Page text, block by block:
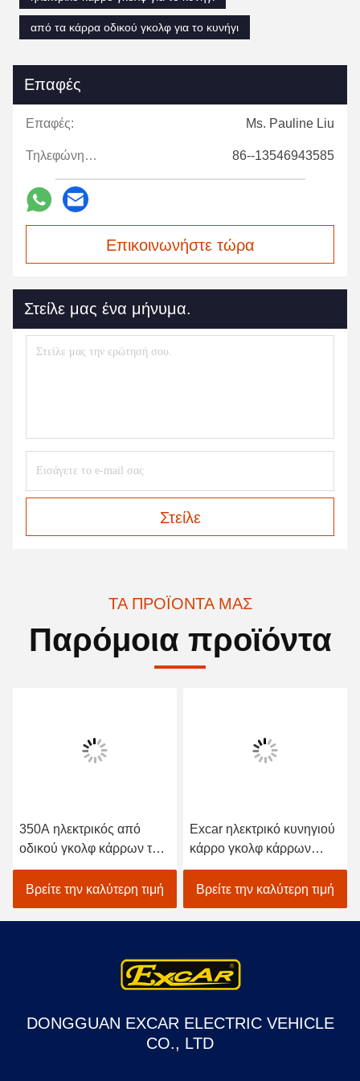
από τα κάρρα οδικού γκολφ για το κυνήγι
Επαφές
Επαφές: Ms. Pauline Liu
Τηλεφώνημα: 86--13546943585
Επικοινωνήστε τώρα
Στείλε μας ένα μήνυμα.
Στείλε
ΤΑ ΠΡΟΪΌΝΤΑ ΜΑΣ
Παρόμοια προϊόντα
350A ηλεκτρικός από
οδικού γκολφ κάρρων το
ηλεκτρικό κυνηγιού με
λάθη τετράτροχο κάρρο
γκολφ κίνησης ηλεκτρικό
Βρείτε την καλύτερη τιμή
Excar ηλεκτρικό κυνηγιού
κάρρο γκολφ κάρρων
ηλεκτρικό για τα κάρρα
γκολφ κυνηγιού κυνηγιού
Βρείτε την καλύτερη τιμή
DONGGUAN EXCAR ELECTRIC VEHICLE
CO., LTD